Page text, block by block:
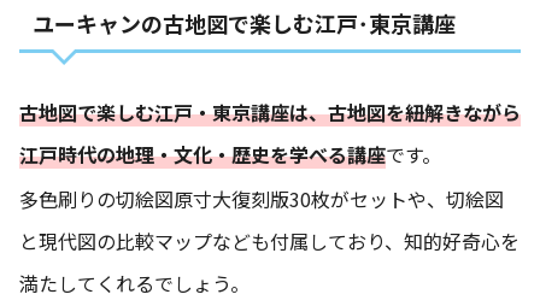
ユーキャンの古地図で楽しむ江戸･東京講座
古地図で楽しむ江戸・東京講座は、古地図を紐解きながら
江戸時代の地理・文化・歴史を学べる講座です。
多色刷りの切絵図原寸大復刻版30枚がセットや、切絵図
と現代図の比較マップなども付属しており、知的好奇心を
満たしてくれるでしょう。